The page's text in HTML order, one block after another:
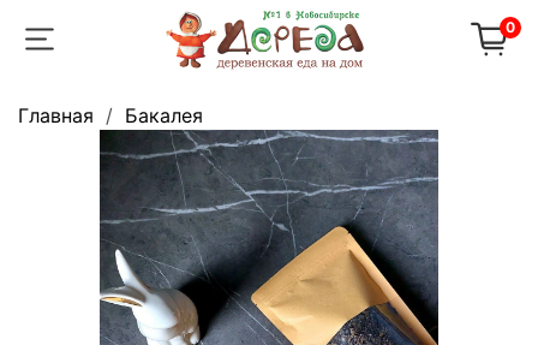
0
Главная Бакалея